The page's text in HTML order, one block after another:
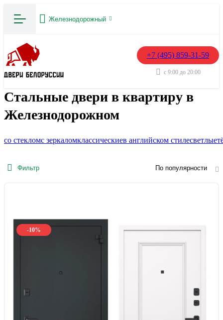
Железнодорожный
+7 (495) 859-31-59
с 9:00 до 20:00
Стальные двери в квартиру в
Железнодорожном
со стекломс зеркаломклассическиев английском стилесветлые
Фильтр По популярности
-10%